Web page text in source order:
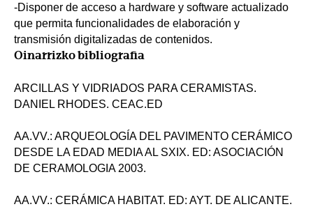
-Disponer de acceso a hardware y software actualizado
que permita funcionalidades de elaboración y
transmisión digitalizadas de contenidos.
Oinarrizko bibliografia
ARCILLAS Y VIDRIADOS PARA CERAMISTAS.
DANIEL RHODES. CEAC.ED
AA.VV.: ARQUEOLOGÍA DEL PAVIMENTO CERÁMICO
DESDE LA EDAD MEDIA AL SXIX. ED: ASOCIACIÓN
DE CERAMOLOGIA 2003.
AA.VV.: CERÁMICA HABITAT. ED: AYT. DE ALICANTE.